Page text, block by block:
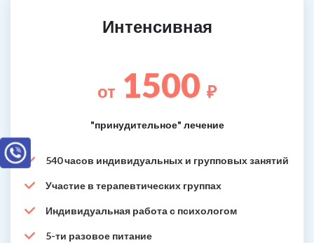
Интенсивная
от 1500 ₽
"принудительное" лечение
540 часов индивидуальных и групповых занятий
Участие в терапевтических группах
Индивидуальная работа с психологом
5-ти разовое питание